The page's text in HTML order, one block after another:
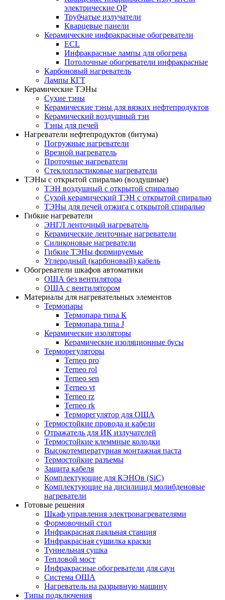
электрические QP
Трубчатые излучатели
Кварцевые панели
Керамические инфракрасные обогреватели
ECL
Инфракрасные лампы для обогрева
Потолочные обогреватели инфракрасные
Карбоновый нагреватель
Лампы КГТ
Керамические ТЭНы
Сухие тэны
Керамические тэны для вязких нефтепродуктов
Керамический воздушный тэн
Тэны для печей
Нагреватели нефтепродуктов (битума)
Погружные нагреватели
Врезной нагреватель
Проточные нагреватели
Стеклопластиковые нагреватели
ТЭНы с открытой спиралью (воздушные)
ТЭН воздушный с открытой спиралью
Сухой керамический ТЭН с открытой спиралью
ТЭНы для печей отжига с открытой спиралью
Гибкие нагреватели
ЭНГЛ ленточный нагреватель
Керамические ленточные нагреватели
Силиконовые нагреватели
Гибкие ТЭНы формируемые
Углеродный (карбоновый) кабель
Обогреватели шкафов автоматики
ОША без вентилятора
ОША с вентилятором
Материалы для нагревательных элементов
Термопары
Термопара типа К
Термопара типа J
Керамические изоляторы
Керамические изоляционные бусы
Терморегуляторы
Terneo pro
Terneo rol
Terneo sen
Тerneo vt
Terneo rz
Terneo rk
Терморегулятор для ОША
Термостойкие провода и кабели
Отражатель для ИК излучателей
Термостойкие клеммные колодки
Высокотемпературная монтажная паста
Термостойкие разъемы
Защита кабеля
Комплектующие для КЭНОв (SiC)
Комплектующие на дисилицид молибденовые
нагреватели
Готовые решения
Шкаф управления электронагревателями
Формовочный стол
Инфракрасная паяльная станция
Инфракрасная сушилка краски
Туннельная сушка
Тепловой мост
Инфракрасные обогреватели для саун
Система ОША
Нагреватель на разрывную машину
Типы подключения